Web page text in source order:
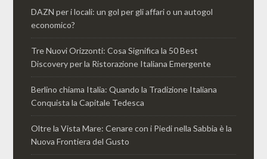
DAZN per i locali: un gol per gli affari o un autogol
economico?
Tre Nuovi Orizzonti: Cosa Significa la 50 Best
Discovery per la Ristorazione Italiana Emergente
Berlino chiama Italia: Quando la Tradizione Italiana
Conquista la Capitale Tedesca
Oltre la Vista Mare: Cenare con i Piedi nella Sabbia è la
Nuova Frontiera del Gusto